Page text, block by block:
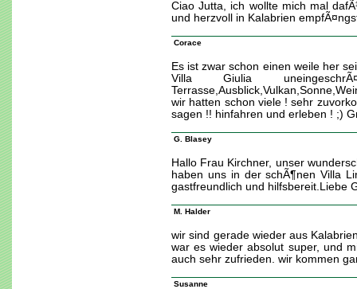
Ciao Jutta, ich wollte mich mal
und herzvoll in Kalabrien
Corace
Es ist zwar schon einen weile her
Villa Giulia
wir hatten schon viele ! sehr
sagen !! hinfahren und erleben ! ;)
G. Blasey
Hallo Frau Kirchner, unser
haben uns in der schÃ¶nen Villa
gastfreundlich und hilfsbereit.Liebe
M. Halder
wir sind gerade wieder aus
war es wieder absolut super, und
auch sehr zufrieden. wir kommen
Susanne